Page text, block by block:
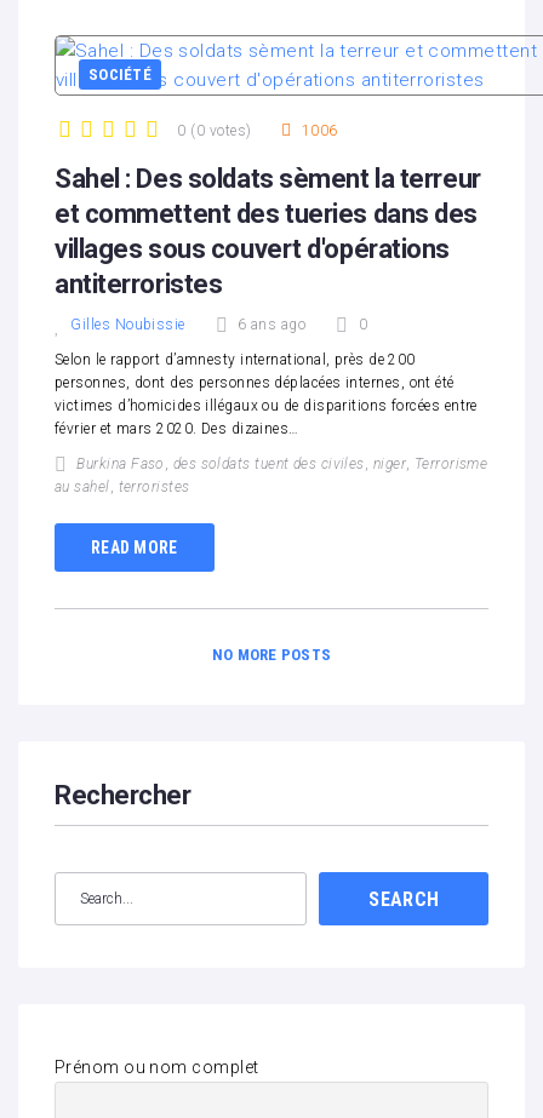
SOCIÉTÉ
0 ( 0 votes) 1006
Sahel : Des soldats sèment la terreur
et commettent des tueries dans des
villages sous couvert d'opérations
antiterroristes
Gilles Noubissie 6 ans ago 0
Selon le rapport d’amnesty international, près de 200
personnes, dont des personnes déplacées internes, ont été
victimes d’homicides illégaux ou de disparitions forcées entre
février et mars 2020. Des dizaines…
Burkina Faso , des soldats tuent des civiles, niger, Terrorisme
au sahel, terroristes
READ MORE
NO MORE POSTS
Rechercher
SEARCH
Prénom ou nom complet